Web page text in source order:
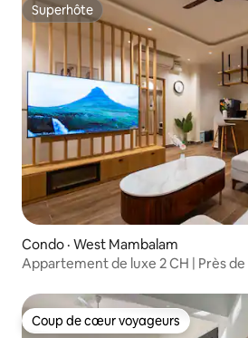
Superhôte
Superhôte
Condo · West Mambalam
Appartement de luxe 2 CH | Près de
Coup de cœur voyageurs
Coup de cœur voyageurs